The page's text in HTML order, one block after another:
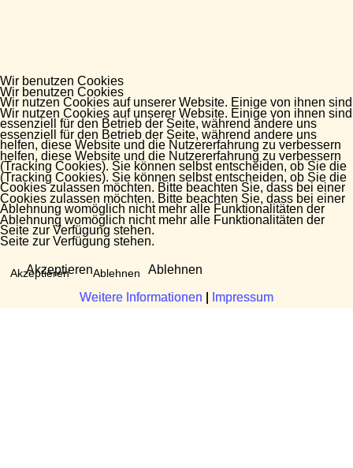
Wir benutzen Cookies
Wir nutzen Cookies auf unserer Website. Einige von ihnen sind
essenziell für den Betrieb der Seite, während andere uns
helfen, diese Website und die Nutzererfahrung zu verbessern
(Tracking Cookies). Sie können selbst entscheiden, ob Sie die
Cookies zulassen möchten. Bitte beachten Sie, dass bei einer
Ablehnung womöglich nicht mehr alle Funktionalitäten der
Seite zur Verfügung stehen.
Akzeptieren Ablehnen
Weitere Informationen Impressum
Wir benutzen Cookies
Wir nutzen Cookies auf unserer Website. Einige von ihnen sind
essenziell für den Betrieb der Seite, während andere uns
helfen, diese Website und die Nutzererfahrung zu verbessern
(Tracking Cookies). Sie können selbst entscheiden, ob Sie die
Cookies zulassen möchten. Bitte beachten Sie, dass bei einer
Ablehnung womöglich nicht mehr alle Funktionalitäten der
Seite zur Verfügung stehen.
Akzeptieren Ablehnen
Weitere Informationen Impressum